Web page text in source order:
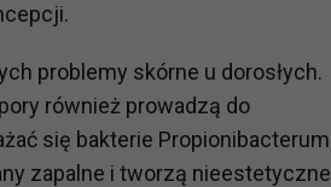
problemy skórne u dorosłych.
również prowadzą do
się bakterie Propionibacterum
zapalne i tworzą nieestetyczne